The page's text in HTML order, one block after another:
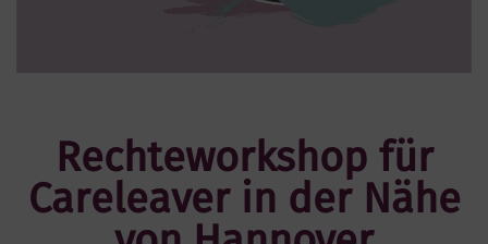
Rechteworkshop für
Careleaver in der Nähe